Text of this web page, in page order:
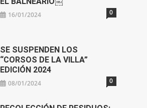
16/01/2024 0
SE SUSPENDEN LOS
“CORSOS DE LA VILLA”
EDICIÓN 2024
08/01/2024 0